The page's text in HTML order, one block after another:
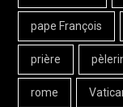
pape François
prière
rome